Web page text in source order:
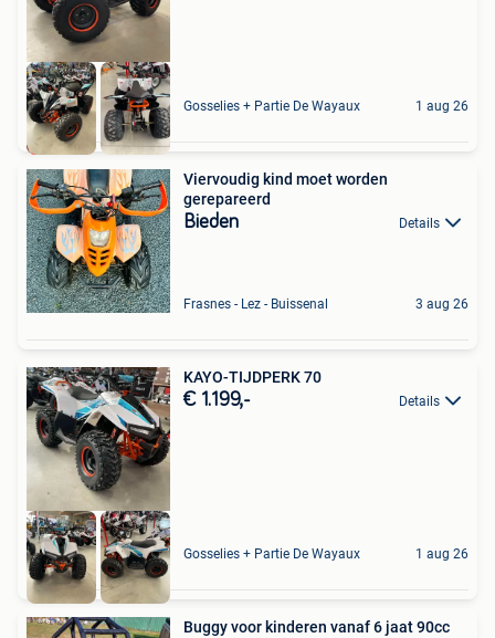
Gosselies + Partie De Wayaux 1 aug 26
Viervoudig kind moet worden
gerepareerd
Bieden Details
Frasnes - Lez - Buissenal 3 aug 26
KAYO-TIJDPERK 70
€ 1.199,- Details
Gosselies + Partie De Wayaux 1 aug 26
Buggy voor kinderen vanaf 6 jaat 90cc